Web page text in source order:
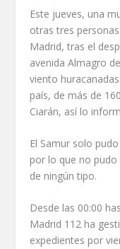
Este jueves, una
otras tres
Madrid, tras el
avenida Almagro
viento
país, de más de
Ciarán, así lo
El Samur solo
por lo que no
de ningún tipo.
Desde las 00:00
Madrid 112 ha
expedientes por